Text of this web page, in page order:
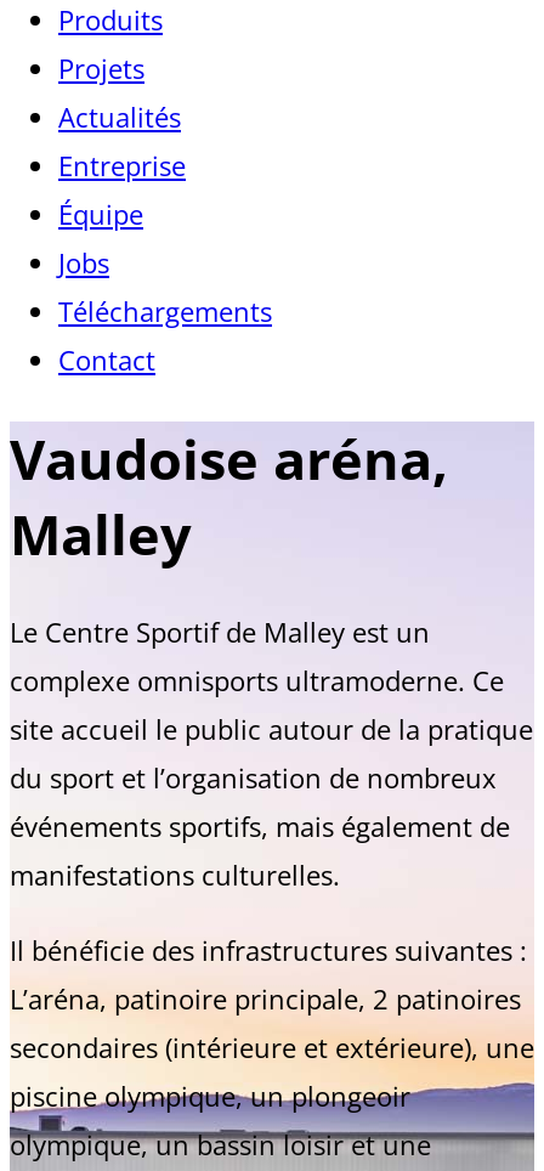
Produits
Projets
Actualités
Entreprise
Équipe
Jobs
Téléchargements
Contact
Vaudoise aréna,
Malley
Le Centre Sportif de Malley est un
complexe omnisports ultramoderne. Ce
site accueil le public autour de la pratique
du sport et l’organisation de nombreux
événements sportifs, mais également de
manifestations culturelles.
Il bénéficie des infrastructures suivantes :
L’aréna, patinoire principale, 2 patinoires
secondaires (intérieure et extérieure), une
piscine olympique, un plongeoir
olympique, un bassin loisir et une